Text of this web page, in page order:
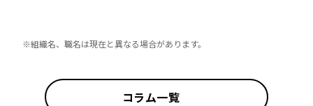
※組織名、職名は現在と異なる場合があります。
コラム一覧